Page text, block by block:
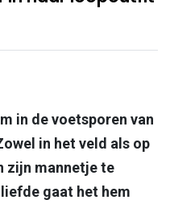
link
in de voetsporen van
in het veld als op
zijn mannetje te
gaat het hem